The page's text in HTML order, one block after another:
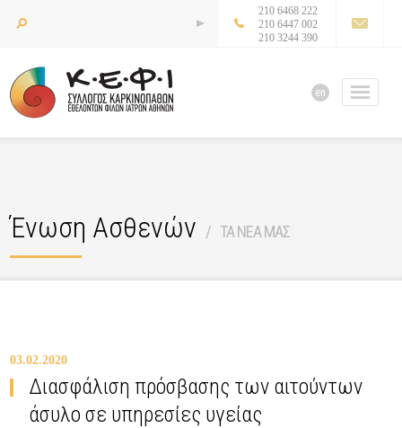
210 6468 222
210 6447 002
210 3244 390
en
Ένωση Ασθενών ΤΑ ΝΕΑ ΜΑΣ
03.02.2020
Διασφάλιση πρόσβασης των αιτούντων
άσυλο σε υπηρεσίες υγείας